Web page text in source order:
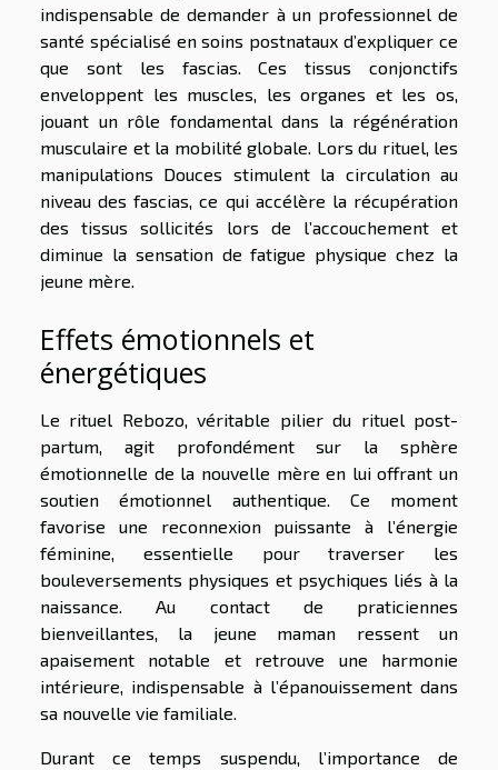
indispensable de demander à un professionnel de
santé spécialisé en soins postnataux d’expliquer ce
que sont les fascias. Ces tissus conjonctifs
enveloppent les muscles, les organes et les os,
jouant un rôle fondamental dans la régénération
musculaire et la mobilité globale. Lors du rituel, les
manipulations Douces stimulent la circulation au
niveau des fascias, ce qui accélère la récupération
des tissus sollicités lors de l’accouchement et
diminue la sensation de fatigue physique chez la
jeune mère.
Effets émotionnels et
énergétiques
Le rituel Rebozo, véritable pilier du rituel post-
partum, agit profondément sur la sphère
émotionnelle de la nouvelle mère en lui offrant un
soutien émotionnel authentique. Ce moment
favorise une reconnexion puissante à l’énergie
féminine, essentielle pour traverser les
bouleversements physiques et psychiques liés à la
naissance. Au contact de praticiennes
bienveillantes, la jeune maman ressent un
apaisement notable et retrouve une harmonie
intérieure, indispensable à l’épanouissement dans
sa nouvelle vie familiale.
Durant ce temps suspendu, l’importance de